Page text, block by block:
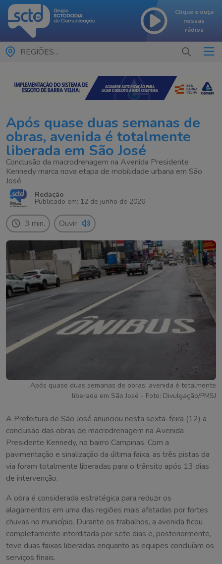
Clique e ouça
nossas
rádios
REGIÕES...
Após quase duas semanas de
obras, avenida é totalmente
liberada em São José
Conclusão da macrodrenagem na Avenida Presidente
Kennedy marca nova etapa de mobilidade urbana em São
José
Redação
Publicado em: 12 de junho de 2026
3 min. Ouvir
Após quase duas semanas de obras, avenida é totalmente
liberada em São José - Foto: Divulgação/PMSJ
A Prefeitura de São José anunciou nesta sexta-feira (12) a
conclusão das obras de macrodrenagem na Avenida
Presidente Kennedy, no bairro Campinas. Com a
pavimentação e sinalização da última faixa, as três pistas da
via foram totalmente liberadas para o trânsito após 13 dias
de intervenção.
A obra é considerada estratégica para reduzir os
alagamentos em uma das regiões mais afetadas por fortes
chuvas no município. Durante os trabalhos, a avenida ficou
completamente interditada por sete dias e, posteriormente,
teve duas faixas liberadas enquanto as equipes concluíam os
serviços finais.